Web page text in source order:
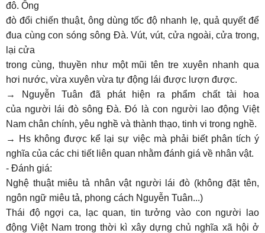
đô. Ông
đò đổi chiến thuật, ông dùng tốc độ nhanh lẹ, quả quyết để
đua cùng con sóng sông Đà. Vút, vút, cửa ngoài, cửa trong,
lại cửa
trong cùng, thuyền như một mũi tên tre xuyên nhanh qua
hơi nước, vừa xuyên vừa tự động lái được lượn được.
→ Nguyễn Tuân đã phát hiện ra phẩm chất tài hoa
của người lái đò sông Đà. Đó là con người lao động Việt
Nam chân chính, yêu nghề và thành thạo, tinh vi trong nghề.
→ Hs không được kể lại sự việc mà phải biết phân tích ý
nghĩa của các chi tiết liên quan nhằm đánh giá về nhân vật.
- Đánh giá:
Nghệ thuật miêu tả nhân vật người lái đò (không đặt tên,
ngôn ngữ miêu tả, phong cách Nguyễn Tuân...)
Thái độ ngợi ca, lạc quan, tin tưởng vào con người lao
động Việt Nam trong thời kì xây dựng chủ nghĩa xã hội ở